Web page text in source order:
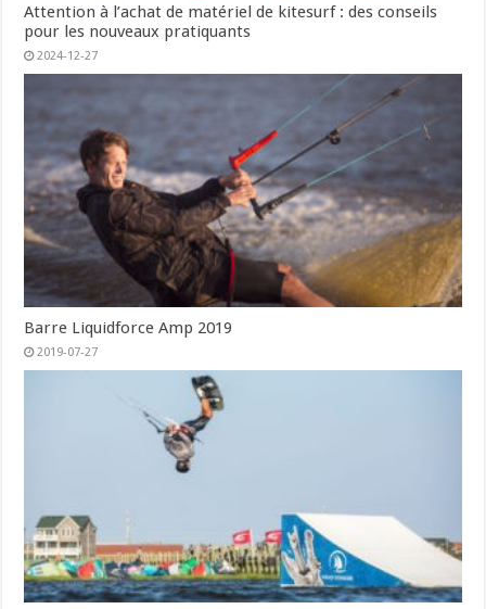
Attention à l’achat de matériel de kitesurf : des conseils
pour les nouveaux pratiquants
2024-12-27
Barre Liquidforce Amp 2019
2019-07-27